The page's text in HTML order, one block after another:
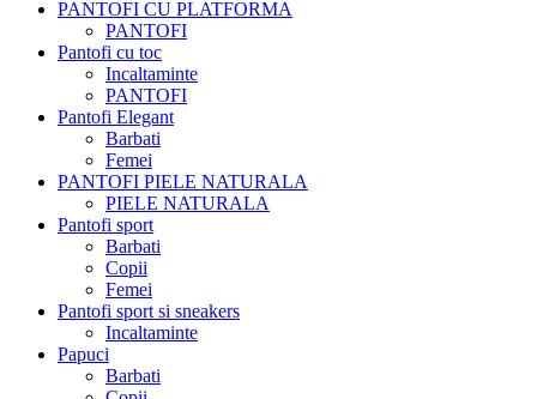
PANTOFI CU PLATFORMA
PANTOFI
Pantofi cu toc
Incaltaminte
PANTOFI
Pantofi Elegant
Barbati
Femei
PANTOFI PIELE NATURALA
PIELE NATURALA
Pantofi sport
Barbati
Copii
Femei
Pantofi sport si sneakers
Incaltaminte
Papuci
Barbati